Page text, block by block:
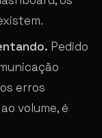
Pedido
erros
volume, é